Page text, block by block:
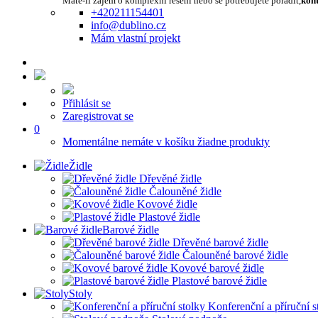
+420211154401
info@dublino.cz
Mám vlastní projekt
Přihlásit se
Zaregistrovat se
0
Momentálne nemáte v košíku žiadne produkty
Židle
Dřevěné židle
Čalouněné židle
Kovové židle
Plastové židle
Barové židle
Dřevěné barové židle
Čalouněné barové židle
Kovové barové židle
Plastové barové židle
Stoly
Konferenční a příruční